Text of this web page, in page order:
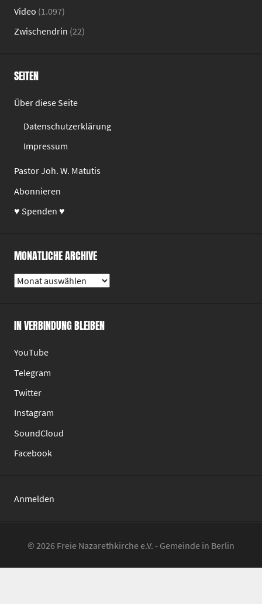
Video (1.097)
Zwischendrin (22)
SEITEN
Über diese Seite
Datenschutzerklärung
Impressum
Pastor Joh. W. Matutis
Abonnieren
♥ Spenden ♥
MONATLICHE ARCHIVE
Monatliche
IN VERBINDUNG BLEIBEN
YouTube
Telegram
Twitter
Instagram
SoundCloud
Facebook
Anmelden
© 2026 Freie Nazarethkirche e.V. - Gemeinde in Berlin